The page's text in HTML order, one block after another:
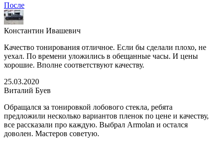
После
Константин Ивашевич
Качество тонирования отличное. Если бы сделали плохо, не
уехал. По времени уложились в обещанные часы. И цены
хорошие. Вполне соответствуют качеству.
25.03.2020
Виталий Буев
Обращался за тонировкой лобового стекла, ребята
предложили несколько вариантов пленок по цене и качеству,
все рассказали про каждую. Выбрал Armolan и остался
доволен. Мастеров советую.